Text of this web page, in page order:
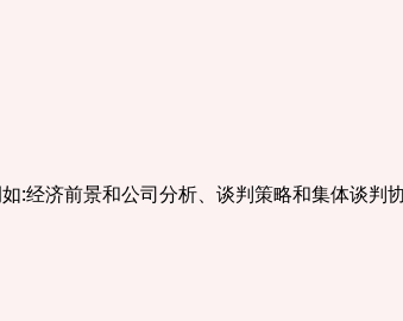
:经济前景和公司分析、谈判策略和集体谈